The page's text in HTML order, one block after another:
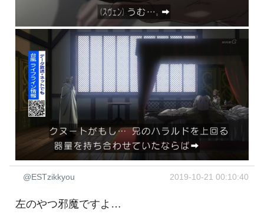
@ESTzikkyou 2019-10-21 00:10:40
左のやつ邪魔ですよ…